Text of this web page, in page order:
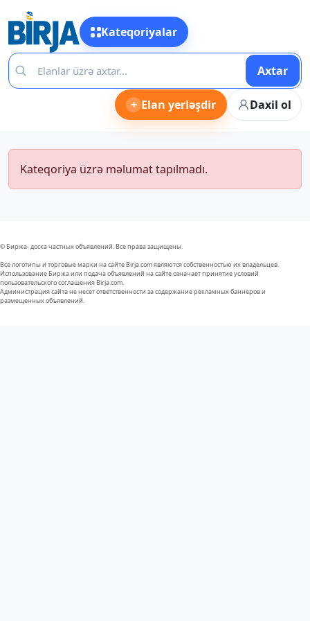
Kateqoriyalar
Axtar
+ Elan yerləşdir Daxil ol
Kateqoriya üzrə məlumat tapılmadı.
© Биржа- доска частных объявлений. Все права защищены.
Все логотипы и торговые марки на сайте Birja.com являются собственностью их владельцев.
Использование Биржа или подача объявлений на сайте означает принятие условий
пользовательского соглашения Birja.com.
Администрация сайта не несет ответственности за содержание рекламных баннеров и
размещенных объявлений.